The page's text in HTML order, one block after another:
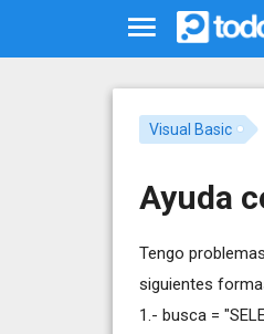
Visual Basic
Ayuda
Tengo
siguientes
1.- busca =